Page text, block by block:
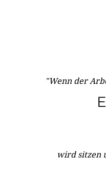
"Wenn der
wird sitzen